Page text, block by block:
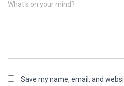
What's on your mind?
Save my name, email, and